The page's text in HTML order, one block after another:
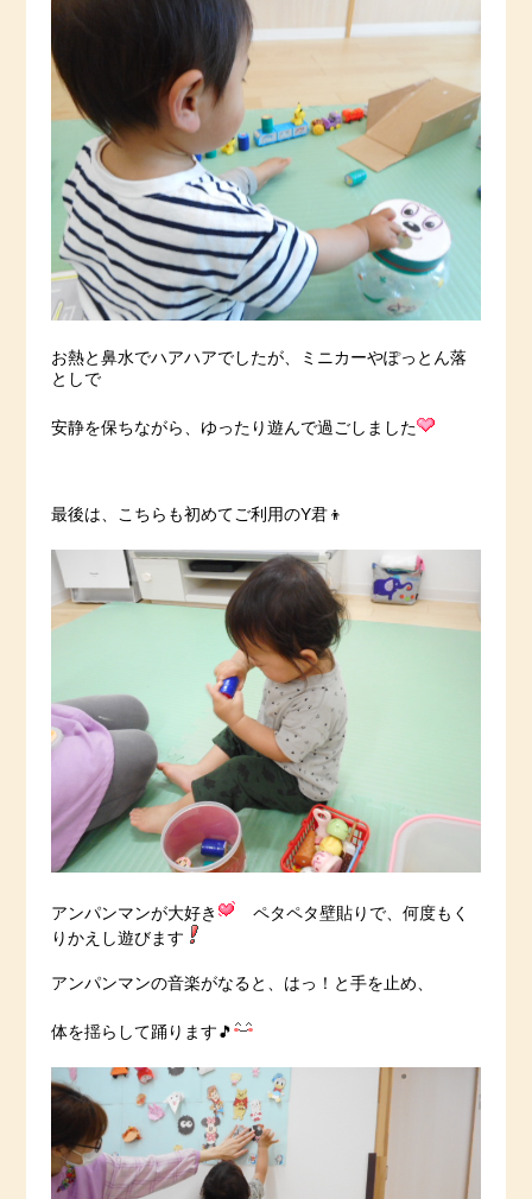
お熱と鼻水でハアハアでしたが、ミニカーやぽっとん落
としで
安静を保ちながら、ゆったり遊んで過ごしました
最後は、こちらも初めてご利用のY君👦
アンパンマンが大好き
ペタペタ壁貼りで、何度もく
りかえし遊びます
アンパンマンの音楽がなると、はっ！と手を止め、
体を揺らして踊ります🎵